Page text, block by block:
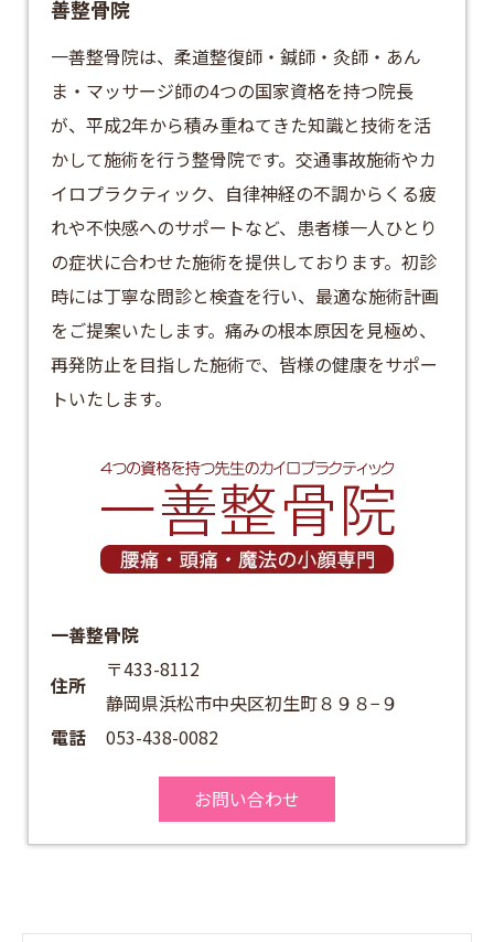
善整骨院
​一善整骨院は、柔道整復師・鍼師・灸師・あん
ま・マッサージ師の4つの国家資格を持つ院長
が、平成2年から積み重ねてきた知識と技術を活
かして施術を行う整骨院です。交通事故施術やカ
イロプラクティック、自律神経の不調からくる疲
れや不快感へのサポートなど、患者様一人ひとり
の症状に合わせた施術を提供しております。​初診
時には丁寧な問診と検査を行い、最適な施術計画
をご提案いたします。​痛みの根本原因を見極め、
再発防止を目指した施術で、皆様の健康をサポー
トいたします。​
一善整骨院
住所
〒433-8112
静岡県浜松市中央区初生町８９８−９
電話
053-438-0082
お問い合わせ